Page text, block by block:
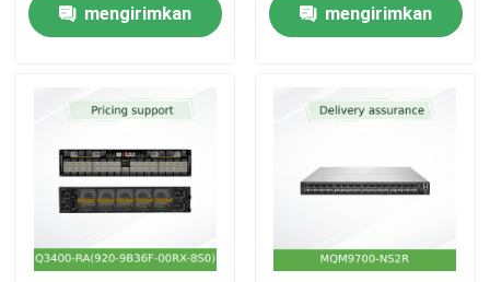
Produk
Video
Tentang Kami
mengirimkan
mengirimkan